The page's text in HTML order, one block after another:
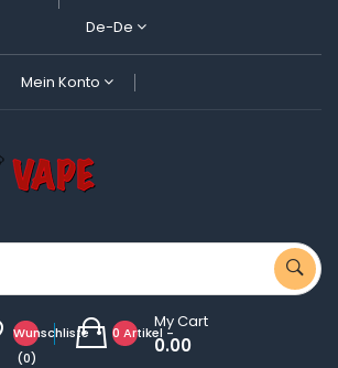
De-De
Mein Konto
Wunschliste
(0)
0 Artikel -
My Cart
0.00